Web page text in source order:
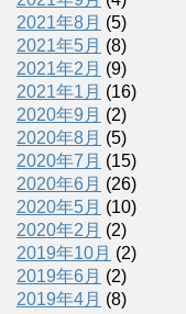
2021年8月 (5)
2021年5月 (8)
2021年2月 (9)
2021年1月 (16)
2020年9月 (2)
2020年8月 (5)
2020年7月 (15)
2020年6月 (26)
2020年5月 (10)
2020年2月 (2)
2019年10月 (2)
2019年6月 (2)
2019年4月 (8)